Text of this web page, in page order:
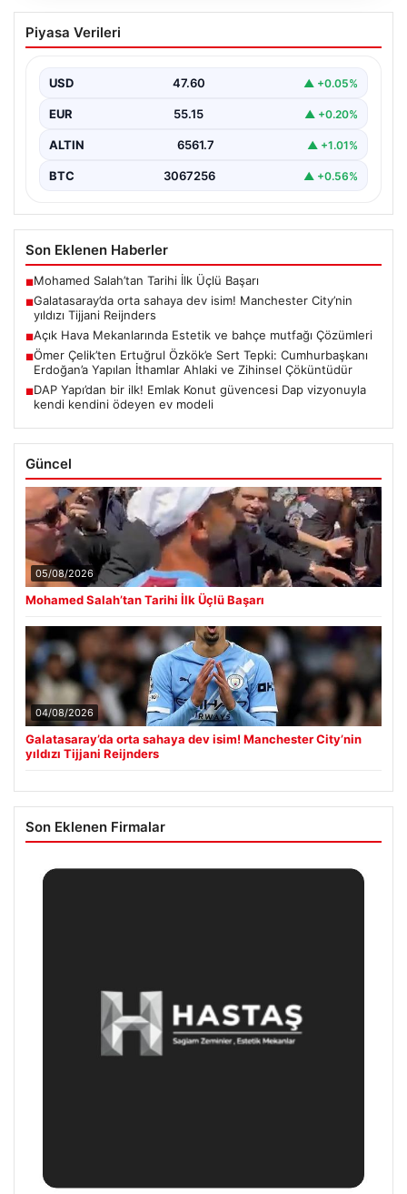
Galatasaray’da orta sahaya dev isim!
Manchester City’nin yıldızı Tijjani
Piyasa Verileri
USD 47.60 ▲ +0.05%
EUR 55.15 ▲ +0.20%
ALTIN 6561.7 ▲ +1.01%
BTC 3067256 ▲ +0.56%
Son Eklenen Haberler
■Mohamed Salah’tan Tarihi İlk Üçlü Başarı
■Galatasaray’da orta sahaya dev isim! Manchester City’nin
yıldızı Tijjani Reijnders
■Açık Hava Mekanlarında Estetik ve bahçe mutfağı Çözümleri
■Ömer Çelik’ten Ertuğrul Özkök’e Sert Tepki: Cumhurbaşkanı
Erdoğan’a Yapılan İthamlar Ahlaki ve Zihinsel Çöküntüdür
■DAP Yapı’dan bir ilk! Emlak Konut güvencesi Dap vizyonuyla
kendi kendini ödeyen ev modeli
Güncel
05/08/2026
Mohamed Salah’tan Tarihi İlk Üçlü Başarı
04/08/2026
Galatasaray’da orta sahaya dev isim! Manchester City’nin
yıldızı Tijjani Reijnders
Son Eklenen Firmalar